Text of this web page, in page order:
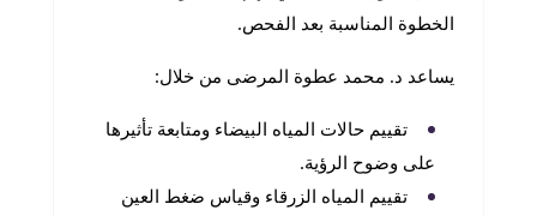
الخطوة المناسبة بعد الفحص.
يساعد د. محمد عطوة المرضى من خلال:
تقييم حالات المياه البيضاء ومتابعة تأثيرها
على وضوح الرؤية.
تقييم المياه الزرقاء وقياس ضغط العين